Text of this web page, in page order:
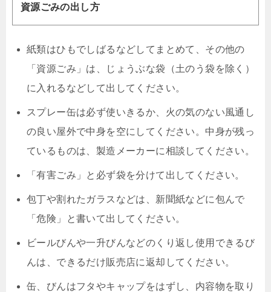
資源ごみの出し方
紙類はひもでしばるなどしてまとめて、その他の
「資源ごみ」は、じょうぶな袋（土のう袋を除く）
に入れるなどして出してください。
スプレー缶は必ず使いきるか、火の気のない風通し
の良い屋外で中身を空にしてください。中身が残っ
ているものは、製造メーカーに相談してください。
「有害ごみ」と必ず袋を分けて出してください。
包丁や割れたガラスなどは、新聞紙などに包んで
「危険」と書いて出してください。
ビールびんや一升びんなどのくり返し使用できるび
んは、できるだけ販売店に返却してください。
缶、びんはフタやキャップをはずし、内容物を取り